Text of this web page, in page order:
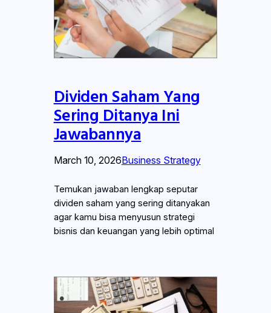
Dividen Saham Yang
Sering Ditanya Ini
Jawabannya
March 10, 2026Business Strategy
Temukan jawaban lengkap seputar
dividen saham yang sering ditanyakan
agar kamu bisa menyusun strategi
bisnis dan keuangan yang lebih optimal